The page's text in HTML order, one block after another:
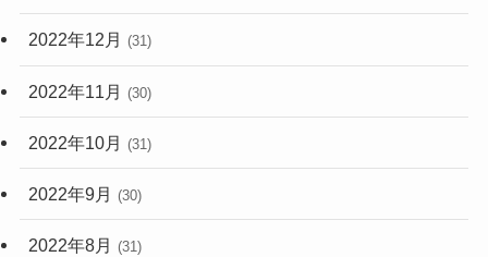
2022年12月 (31)
2022年11月 (30)
2022年10月 (31)
2022年9月 (30)
2022年8月 (31)